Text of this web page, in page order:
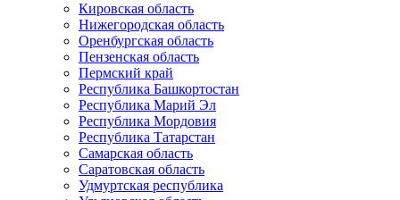
Кировская область
Нижегородская область
Оренбургская область
Пензенская область
Пермский край
Республика Башкортостан
Республика Марий Эл
Республика Мордовия
Республика Татарстан
Самарская область
Саратовская область
Удмуртская республика